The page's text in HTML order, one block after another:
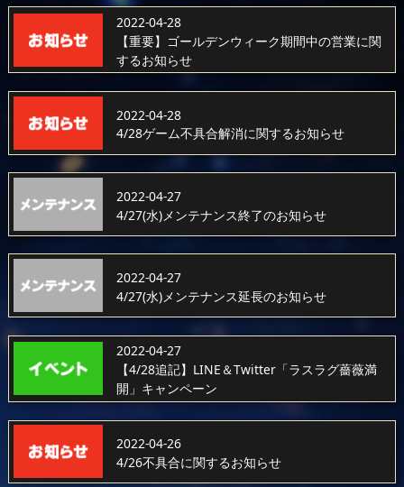
2022-04-28
【重要】ゴールデンウィーク期間中の営業に関
するお知らせ
2022-04-28
4/28ゲーム不具合解消に関するお知らせ
2022-04-27
4/27(水)メンテナンス終了のお知らせ
2022-04-27
4/27(水)メンテナンス延長のお知らせ
2022-04-27
【4/28追記】LINE＆Twitter「ラスラグ薔薇満
開」キャンペーン
2022-04-26
4/26不具合に関するお知らせ